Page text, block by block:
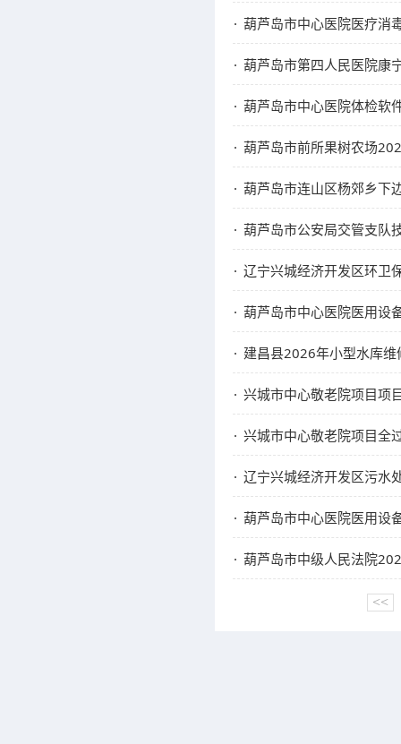
葫芦岛市中心医院医疗消
葫芦岛市第四人民医院康
葫芦岛市中心医院体检软
葫芦岛市前所果树农场
葫芦岛市连山区杨郊乡下
葫芦岛市公安局交管支队
辽宁兴城经济开发区环卫
葫芦岛市中心医院医用设
建昌县2026年小型水库维
兴城市中心敬老院项目项
兴城市中心敬老院项目全
辽宁兴城经济开发区污水
葫芦岛市中心医院医用设
葫芦岛市中级人民法院
<<